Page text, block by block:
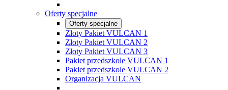
Oferty specjalne
Oferty specjalne
Złoty Pakiet VULCAN 1
Złoty Pakiet VULCAN 2
Złoty Pakiet VULCAN 3
Pakiet przedszkole VULCAN 1
Pakiet przedszkole VULCAN 2
Organizacja VULCAN